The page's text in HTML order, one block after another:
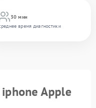
30 мин
время диагностики
iphone Apple